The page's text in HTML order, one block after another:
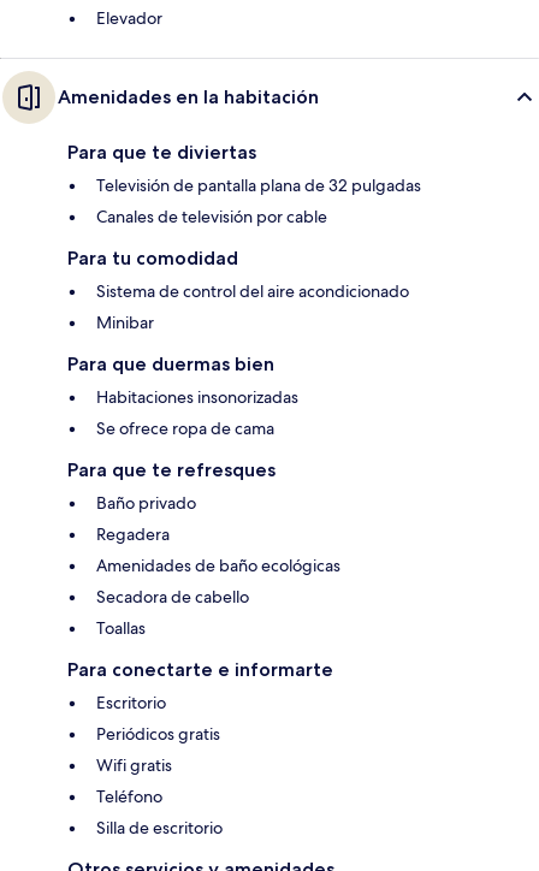
Elevador
Amenidades en la habitación
Para que te diviertas
Televisión de pantalla plana de 32 pulgadas
Canales de televisión por cable
Para tu comodidad
Sistema de control del aire acondicionado
Minibar
Para que duermas bien
Habitaciones insonorizadas
Se ofrece ropa de cama
Para que te refresques
Baño privado
Regadera
Amenidades de baño ecológicas
Secadora de cabello
Toallas
Para conectarte e informarte
Escritorio
Periódicos gratis
Wifi gratis
Teléfono
Silla de escritorio